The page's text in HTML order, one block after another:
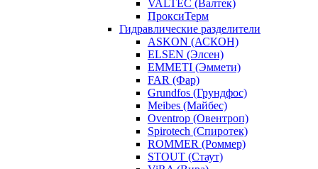
VALTEC (Валтек)
ПроксиТерм
Гидравлические разделители
ASKON (АСКОН)
ELSEN (Элсен)
EMMETI (Эммети)
FAR (Фар)
Grundfos (Грундфос)
Meibes (Майбес)
Oventrop (Овентроп)
Spirotech (Спиротек)
ROMMER (Роммер)
STOUT (Стаут)